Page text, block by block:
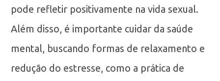
pode refletir positivamente na vida sexual.
Além disso, é importante cuidar da saúde
mental, buscando formas de relaxamento e
redução do estresse, como a prática de